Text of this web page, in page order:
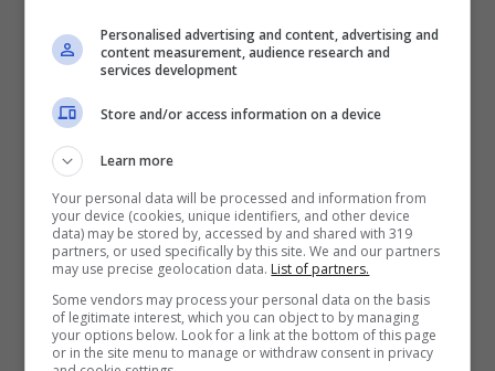
“Altri dalla vicenda dei rifiuti hanno avuto
benefici,
d’immagine
anche l’immagine di Napoli”.
Personalised advertising and content, advertising and
content measurement, audience research and
services development
Store and/or access information on a device
Learn more
Your personal data will be processed and information from
your device (cookies, unique identifiers, and other device
data) may be stored by, accessed by and shared with 319
partners, or used specifically by this site. We and our partners
may use precise geolocation data. List of partners.
Some vendors may process your personal data on the basis
of legitimate interest, which you can object to by managing
your options below. Look for a link at the bottom of this page
or in the site menu to manage or withdraw consent in privacy